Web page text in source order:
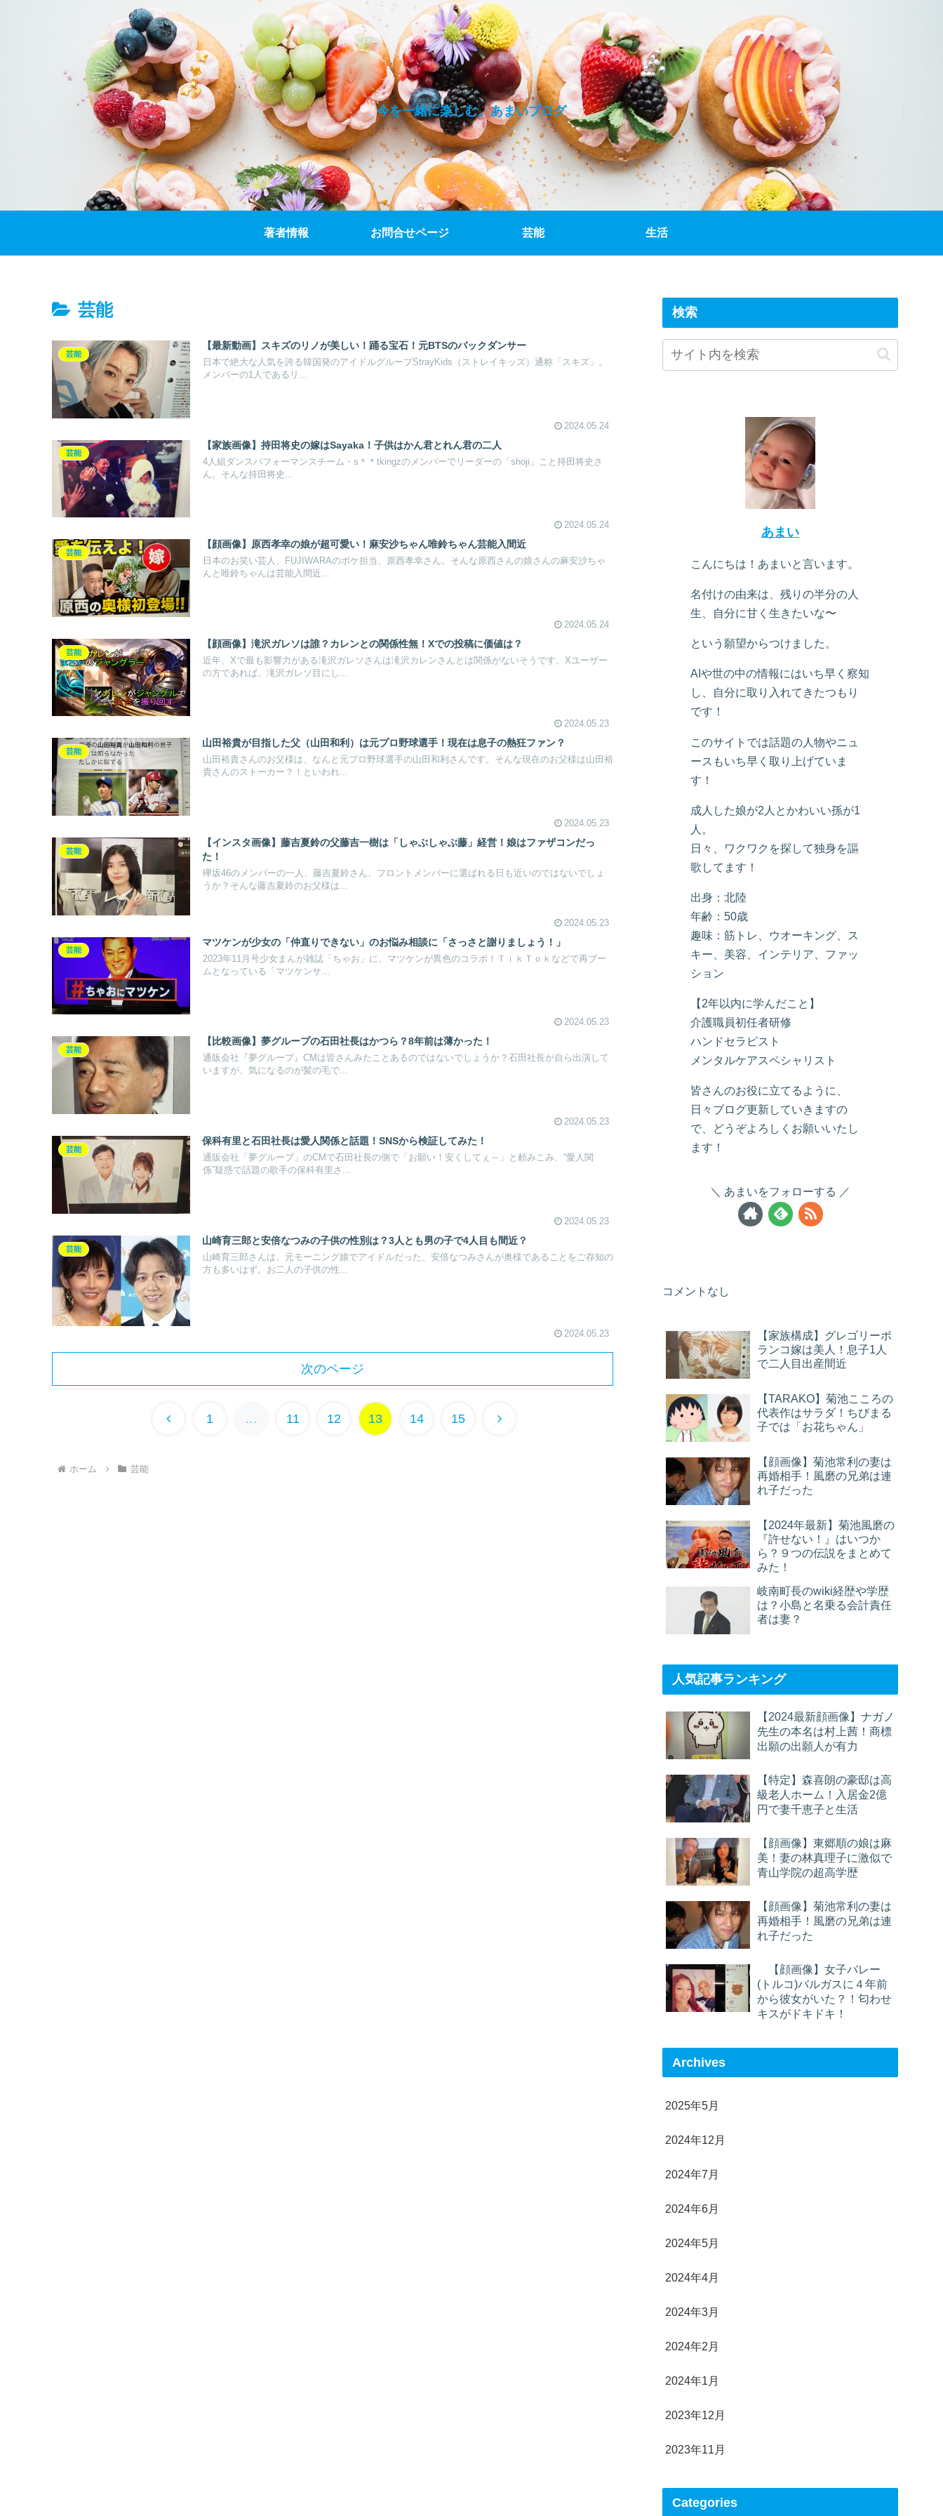
今を一緒に楽しむ。あまいブログ
著者情報 お問合せページ 芸能 生活
芸能
芸能
【最新動画】スキズのリノが美しい！踊る宝石！元BTSのバックダンサー
日本で絶大な人気を誇る韓国発のアイドルグループStrayKids（ストレイキッズ）通称「スキズ」。
メンバーの1人であるリ...
2024.05.24
芸能
【家族画像】持田将史の嫁はSayaka！子供はかん君とれん君の二人
4人組ダンスパフォーマンスチーム・s＊＊tkingzのメンバーでリーダーの「shoji」こと持田将史さ
ん。そんな持田将史...
2024.05.24
芸能
【顔画像】原西孝幸の娘が超可愛い！麻安沙ちゃん唯鈴ちゃん芸能入間近
日本のお笑い芸人、FUJIWARAのボケ担当、原西孝幸さん。そんな原西さんの娘さんの麻安沙ちゃ
んと唯鈴ちゃんは芸能入間近...
2024.05.24
芸能
【顔画像】滝沢ガレソは誰？カレンとの関係性無！Xでの投稿に価値は？
近年、Xで最も影響力がある滝沢ガレソさんは滝沢カレンさんとは関係がないそうです。Xユーザー
の方であれば、滝沢ガレソ目にし...
2024.05.23
芸能
山田裕貴が目指した父（山田和利）は元プロ野球選手！現在は息子の熱狂ファン？
山田裕貴さんのお父様は、なんと元プロ野球選手の山田和利さんです。そんな現在のお父様は山田裕
貴さんのストーカー？！といわれ...
2024.05.23
芸能
【インスタ画像】藤吉夏鈴の父藤吉一樹は「しゃぶしゃぶ藤」経営！娘はファザコンだっ
た！
欅坂46のメンバーの一人、藤吉夏鈴さん、フロントメンバーに選ばれる日も近いのではないでしょ
うか？そんな藤吉夏鈴のお父様は...
2024.05.23
芸能
マツケンが少女の「仲直りできない」のお悩み相談に「さっさと謝りましょう！」
2023年11月号少女まんが雑誌「ちゃお」に、マツケンが異色のコラボ！ＴｉｋＴｏｋなどで再ブー
ムとなっている「マツケンサ...
2024.05.23
芸能
【比較画像】夢グループの石田社長はかつら？8年前は薄かった！
通販会社『夢グループ』CMは皆さんみたことあるのではないでしょうか？石田社長が自ら出演して
いますが、気になるのが髪の毛で...
2024.05.23
芸能
保科有里と石田社長は愛人関係と話題！SNSから検証してみた！
通販会社「夢グループ」のCMで石田社長の側で「お願い！安くしてぇ～」と頼みこみ、“愛人関
係”疑惑で話題の歌手の保科有里さ...
2024.05.23
芸能
山崎育三郎と安倍なつみの子供の性別は？3人とも男の子で4人目も間近？
山崎育三郎さんは、元モーニング娘でアイドルだった、安倍なつみさんが奥様であることをご存知の
方も多いはず。お二人の子供の性...
2024.05.23
次のページ
前 1 … 11 12 13 14 15 次
ホーム 芸能
検索
あまい
こんにちは！あまいと言います。
名付けの由来は、残りの半分の人
生、自分に甘く生きたいな〜
という願望からつけました。
AIや世の中の情報にはいち早く察知
し、自分に取り入れてきたつもり
です！
このサイトでは話題の人物やニュ
ースもいち早く取り上げていま
す！
成人した娘が2人とかわいい孫が1
人。
日々、ワクワクを探して独身を謳
歌してます！
出身：北陸
年齢：50歳
趣味：筋トレ、ウオーキング、ス
キー、美容、インテリア、ファッ
ション
【2年以内に学んだこと】
介護職員初任者研修
ハンドセラピスト
メンタルケアスペシャリスト
皆さんのお役に立てるように、
日々ブログ更新していきますの
で、どうぞよろしくお願いいたし
ます！
あまいをフォローする
コメントなし
【家族構成】グレゴリーポ
ランコ嫁は美人！息子1人
で二人目出産間近
【TARAKO】菊池こころの
代表作はサラダ！ちびまる
子では「お花ちゃん」
【顔画像】菊池常利の妻は
再婚相手！風磨の兄弟は連
れ子だった
【2024年最新】菊池風磨の
『許せない！』はいつか
ら？９つの伝説をまとめて
みた！
岐南町長のwiki経歴や学歴
は？小島と名乗る会計責任
者は妻？
人気記事ランキング
【2024最新顔画像】ナガノ
先生の本名は村上茜！商標
出願の出願人が有力
【特定】森喜朗の豪邸は高
級老人ホーム！入居金2億
円で妻千恵子と生活
【顔画像】東郷順の娘は麻
美！妻の林真理子に激似で
青山学院の超高学歴
【顔画像】菊池常利の妻は
再婚相手！風磨の兄弟は連
れ子だった
【顔画像】女子バレー
(トルコ)バルガスに４年前
から彼女がいた？！匂わせ
キスがドキドキ！
Archives
2025年5月
2024年12月
2024年7月
2024年6月
2024年5月
2024年4月
2024年3月
2024年2月
2024年1月
2023年12月
2023年11月
Categories